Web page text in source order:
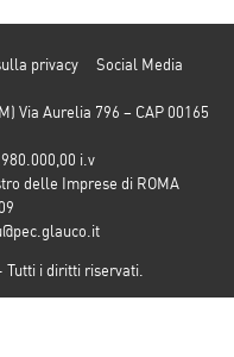
privacy
Social Media
Via Aurelia 796 – CAP 00165
i.v
delle Imprese di ROMA
i diritti riservati.